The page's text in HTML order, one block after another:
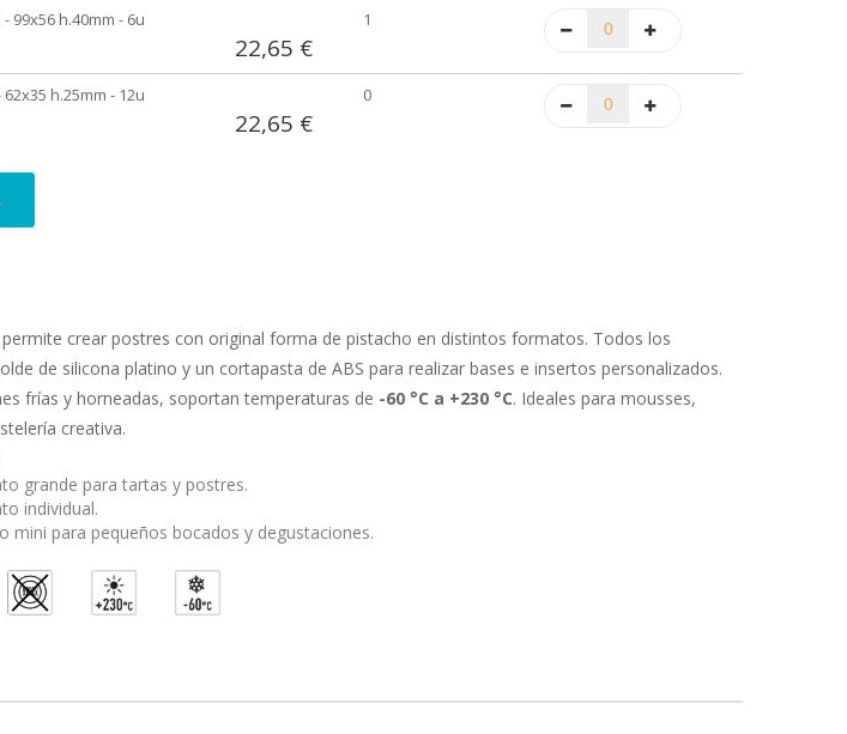
- 99x56 h.40mm - 6u
22,65 €
1
62x35 h.25mm - 12u
22,65 €
0
permite crear postres con original forma de pistacho en distintos formatos. Todos los
de silicona platino y un cortapasta de ABS para realizar bases e insertos personalizados.
frías y horneadas, soportan temperaturas de -60 °C a +230 °C. Ideales para mousses,
creativa.
grande para tartas y postres.
individual.
mini para pequeños bocados y degustaciones.